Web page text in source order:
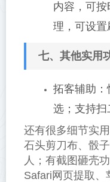
内容，可
理，可设置
七、其他实用
拓客辅助：
选；支持扫
还有很多细节实
石头剪刀布、骰
人；有截图砸壳
Safari网页提取、